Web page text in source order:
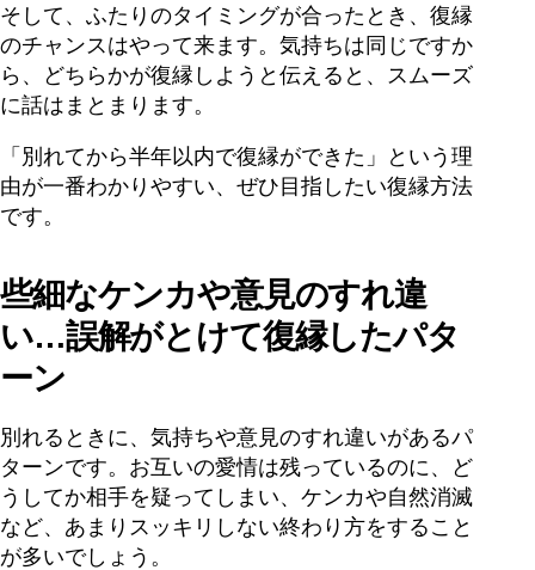
そして、ふたりのタイミングが合ったとき、復縁
のチャンスはやって来ます。気持ちは同じですか
ら、どちらかが復縁しようと伝えると、スムーズ
に話はまとまります。
「別れてから半年以内で復縁ができた」という理
由が一番わかりやすい、ぜひ目指したい復縁方法
です。
些細なケンカや意見のすれ違
い…誤解がとけて復縁したパタ
ーン
別れるときに、気持ちや意見のすれ違いがあるパ
ターンです。お互いの愛情は残っているのに、ど
うしてか相手を疑ってしまい、ケンカや自然消滅
など、あまりスッキリしない終わり方をすること
が多いでしょう。